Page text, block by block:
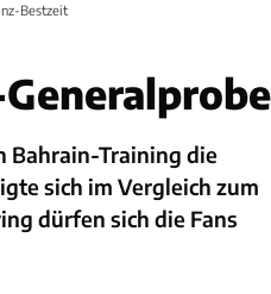
Bestzeit
Bahrain-Training die
sich im Vergleich zum
dürfen sich die Fans